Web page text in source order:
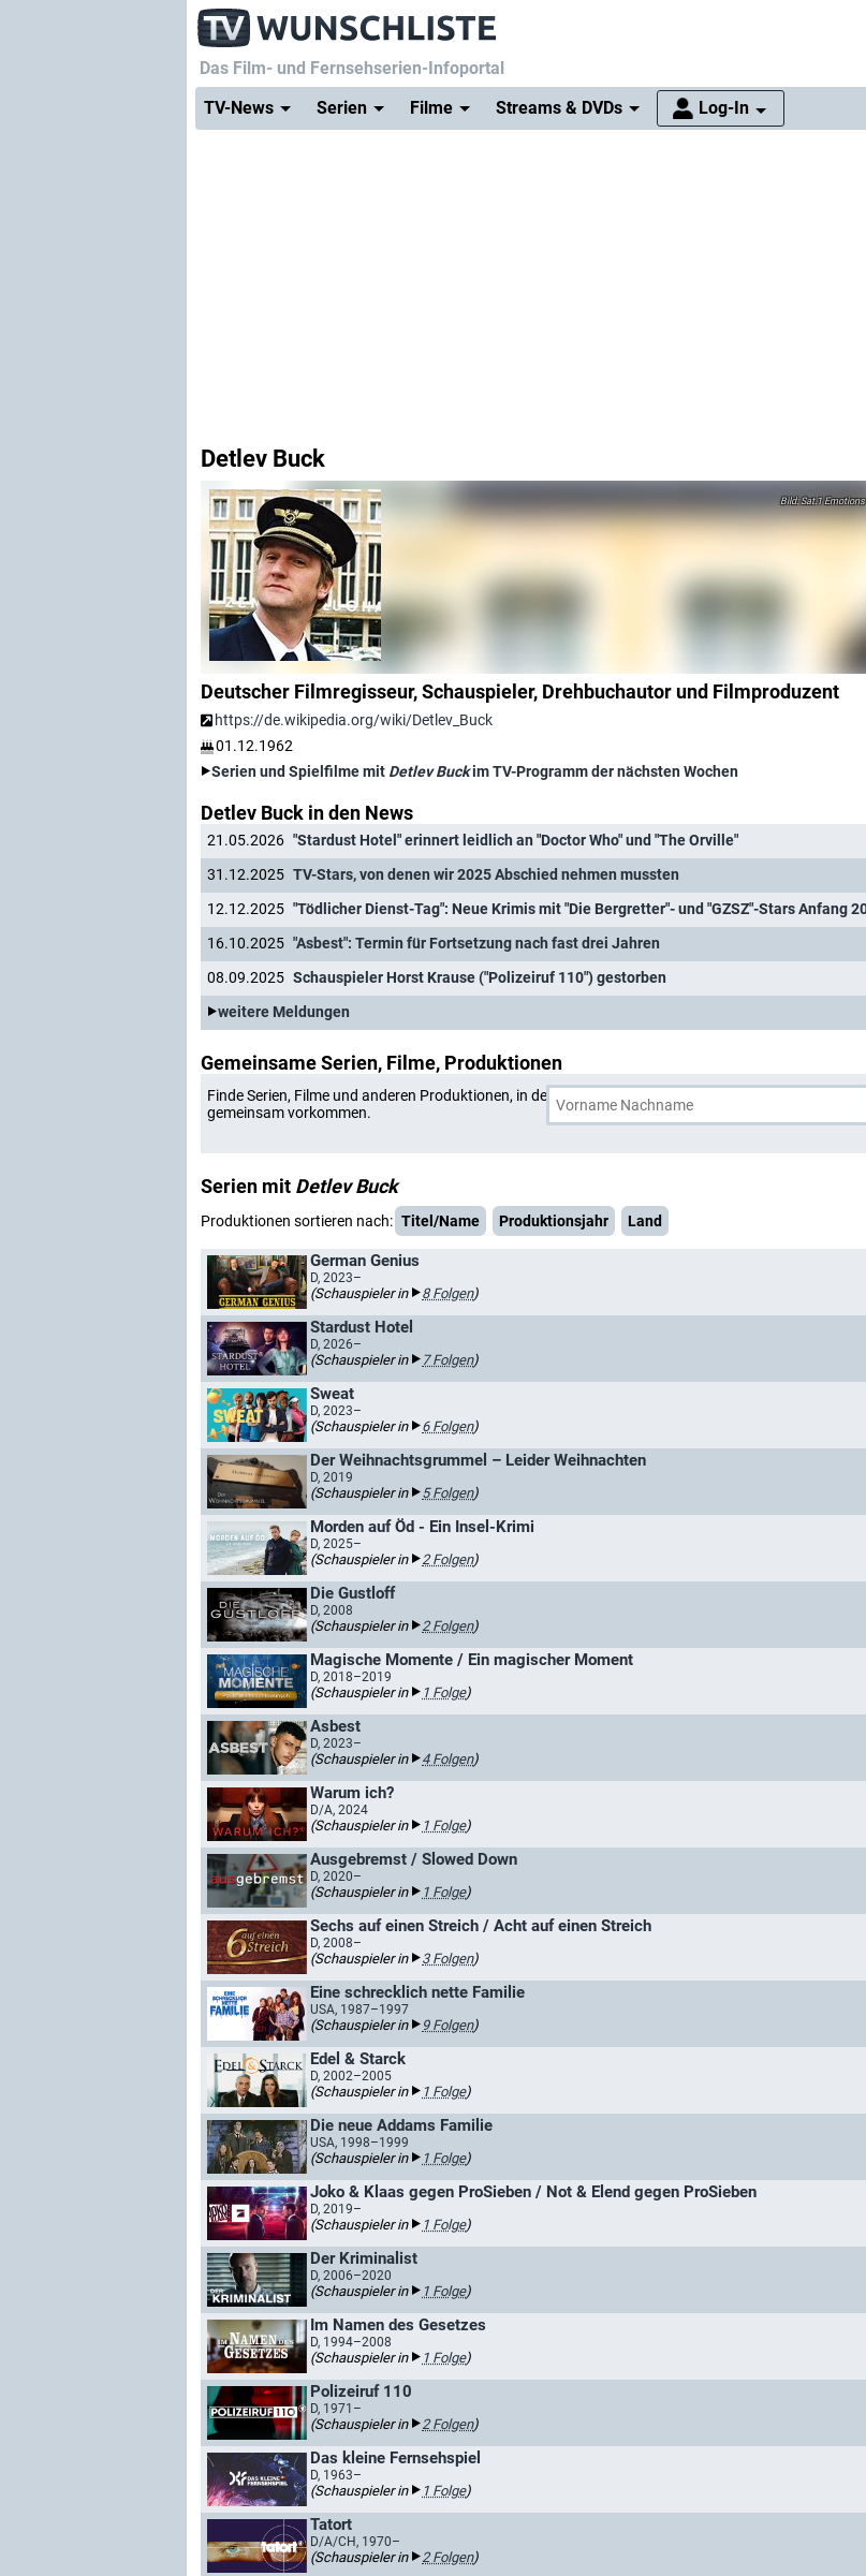
Das Film- und Fernsehserien-Infoportal
TV-News
Serien Filme Streams & DVDs Log-In
Detlev Buck
Sat.1 Emotions
Deutscher Filmregisseur, Schauspieler, Drehbuchautor und Filmproduzent
https://de.wikipedia.org/wiki/Detlev_Buck
01.12.1962
Serien und Spielfilme mit Detlev Buckim TV-Programm der nächsten Wochen
Detlev Buck in den News
21.05.2026 "Stardust Hotel" erinnert leidlich an "Doctor Who" und "The Orville"
31.12.2025 TV-Stars, von denen wir 2025 Abschied nehmen mussten
12.12.2025
16.10.2025 "Asbest": Termin für Fortsetzung nach fast drei Jahren
08.09.2025 Schauspieler Horst Krause ("Polizeiruf 110") gestorben
weitere Meldungen
Gemeinsame Serien, Filme, Produktionen
Finde Serien, Filme und anderen Produktionen, in denen Detlev Buck
gemeinsam vorkommen.
Serien mit Detlev Buck
Produktionen sortieren nach: Titel/Name Produktionsjahr Land
German Genius
D, 2023–
(Schauspieler in 8 Folgen)
Stardust Hotel
D, 2026–
(Schauspieler in 7 Folgen)
Sweat
D, 2023–
(Schauspieler in 6 Folgen)
Der Weihnachtsgrummel – Leider Weihnachten
D, 2019
(Schauspieler in 5 Folgen)
Morden auf Öd - Ein Insel-Krimi
D, 2025–
(Schauspieler in 2 Folgen)
Die Gustloff
D, 2008
(Schauspieler in 2 Folgen)
Magische Momente / Ein magischer Moment
D, 2018–2019
(Schauspieler in 1 Folge)
Asbest
D, 2023–
(Schauspieler in 4 Folgen)
Warum ich?
D/A, 2024
(Schauspieler in 1 Folge)
Ausgebremst / Slowed Down
D, 2020–
(Schauspieler in 1 Folge)
Sechs auf einen Streich / Acht auf einen Streich
D, 2008–
(Schauspieler in 3 Folgen)
Eine schrecklich nette Familie
USA, 1987–1997
(Schauspieler in 9 Folgen)
Edel & Starck
D, 2002–2005
(Schauspieler in 1 Folge)
Die neue Addams Familie
USA, 1998–1999
(Schauspieler in 1 Folge)
Joko & Klaas gegen ProSieben / Not & Elend gegen ProSieben
D, 2019–
(Schauspieler in 1 Folge)
Der Kriminalist
D, 2006–2020
(Schauspieler in 1 Folge)
Im Namen des Gesetzes
D, 1994–2008
(Schauspieler in 1 Folge)
Polizeiruf 110
D, 1971–
(Schauspieler in 2 Folgen)
Das kleine Fernsehspiel
D, 1963–
(Schauspieler in 1 Folge)
Tatort
D/A/CH, 1970–
(Schauspieler in 2 Folgen)